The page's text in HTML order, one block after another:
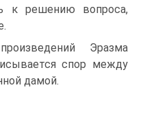
к решению вопроса,
Эразма
спор между
дамой.